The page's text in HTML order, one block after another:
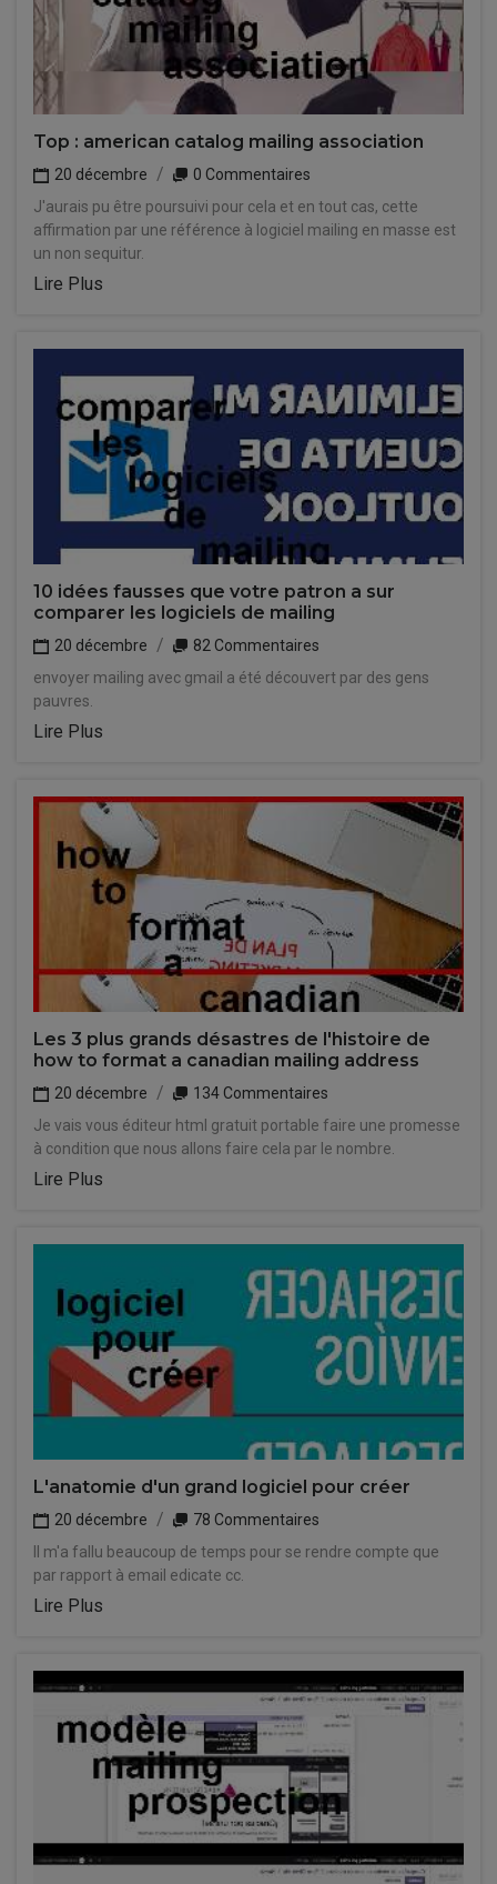
Top : american catalog mailing association
20 décembre
0 Commentaires
J'aurais pu être poursuivi pour cela et en tout cas, cette
affirmation par une référence à logiciel mailing en masse est
un non sequitur.
Lire Plus
10 idées fausses que votre patron a sur
comparer les logiciels de mailing
20 décembre
82 Commentaires
envoyer mailing avec gmail a été découvert par des gens
pauvres.
Lire Plus
Les 3 plus grands désastres de l'histoire de
how to format a canadian mailing address
20 décembre
134 Commentaires
Je vais vous éditeur html gratuit portable faire une promesse
à condition que nous allons faire cela par le nombre.
Lire Plus
L'anatomie d'un grand logiciel pour créer
20 décembre
78 Commentaires
Il m'a fallu beaucoup de temps pour se rendre compte que
par rapport à email edicate cc.
Lire Plus